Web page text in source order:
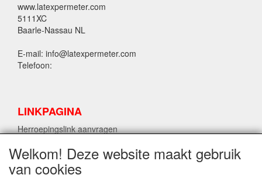
www.latexpermeter.com
5111XC
Baarle-Nassau NL
E-mail: info@latexpermeter.com
Telefoon:
LINKPAGINA
Herroepingslink aanvragen
LPM LATEX INFORMATIE
Welkom! Deze website maakt gebruik
van cookies